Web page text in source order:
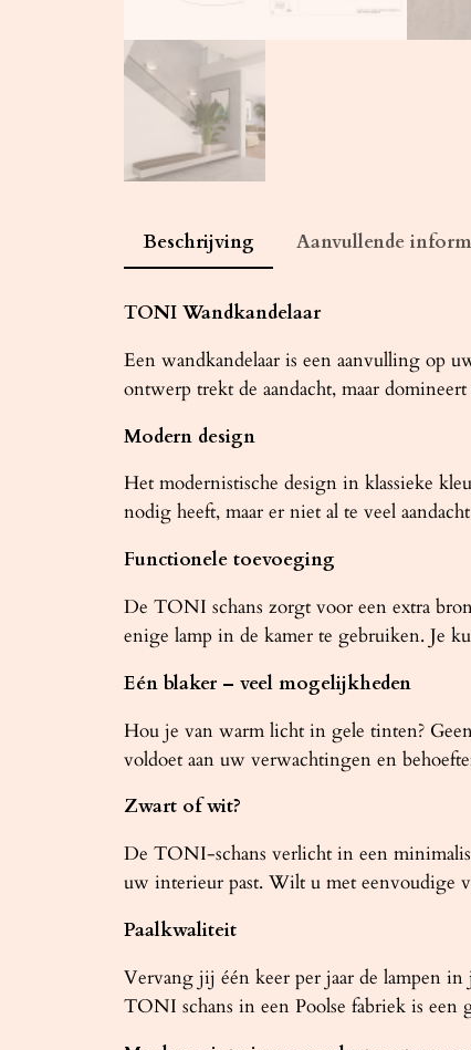
Beschrijving Aanvullende
TONI Wandkandelaar
Een wandkandelaar is een aanvulling op
ontwerp trekt de aandacht, maar
Modern design
Het modernistische design in klassieke
nodig heeft, maar er niet al te veel
Functionele toevoeging
De TONI schans zorgt voor een extra
enige lamp in de kamer te gebruiken. Je
Eén blaker – veel mogelijkheden
Hou je van warm licht in gele tinten?
voldoet aan uw verwachtingen en
Zwart of wit?
De TONI-schans verlicht in een
uw interieur past. Wilt u met eenvoudige
Paalkwaliteit
Vervang jij één keer per jaar de lampen
TONI schans in een Poolse fabriek is